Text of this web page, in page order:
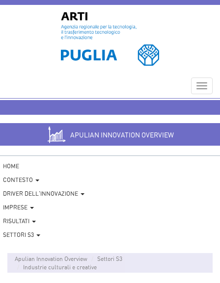
APULIAN INNOVATION OVERVIEW
HOME
CONTESTO
DRIVER DELL'INNOVAZIONE
IMPRESE
RISULTATI
SETTORI S3
Apulian Innovation Overview
Settori S3
Industrie culturali e creative